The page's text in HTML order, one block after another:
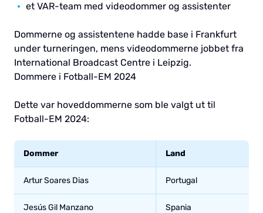
et VAR-team med videodommer og assistenter
Dommerne og assistentene hadde base i Frankfurt
under turneringen, mens videodommerne jobbet fra
International Broadcast Centre i Leipzig.
Dommere i Fotball-EM 2024
Dette var hoveddommerne som ble valgt ut til
Fotball-EM 2024:
Dommer Land
Artur Soares Dias Portugal
Jesús Gil Manzano Spania